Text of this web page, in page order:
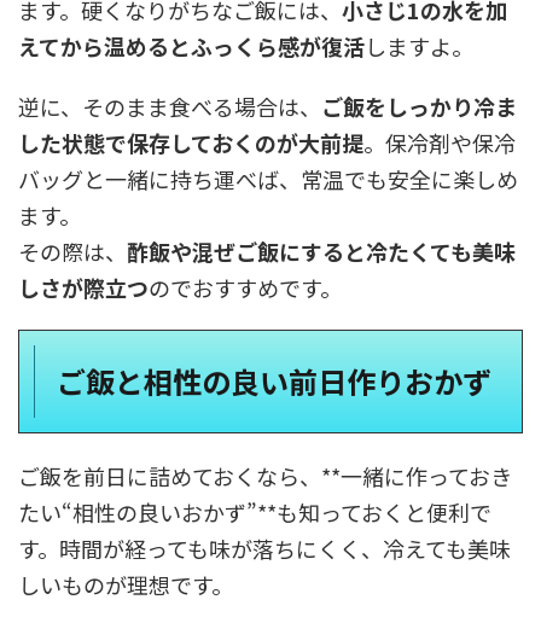
ます。硬くなりがちなご飯には、 小さじ1の水を加
えてから温めるとふっくら感が復活しますよ。
逆に、そのまま食べる場合は、 ご飯をしっかり冷ま
した状態で保存しておくのが大前提。保冷剤や保冷
バッグと一緒に持ち運べば、常温でも安全に楽しめ
ます。
その際は、 酢飯や混ぜご飯にすると冷たくても美味
しさが際立つのでおすすめです。
ご飯と相性の良い前日作りおかず
ご飯を前日に詰めておくなら、**一緒に作っておき
たい“相性の良いおかず”**も知っておくと便利で
す。時間が経っても味が落ちにくく、冷えても美味
しいものが理想です。